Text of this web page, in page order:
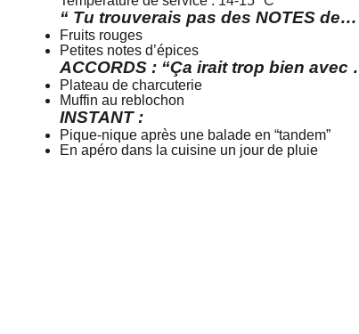
“ Tu trouverais pas des NOTES
Fruits rouges
Petites notes d’épices
ACCORDS : “Ça irait trop bien avec
Plateau de charcuterie
Muffin au reblochon
INSTANT :
Pique-nique après une balade en “tandem”
En apéro dans la cuisine un jour de pluie